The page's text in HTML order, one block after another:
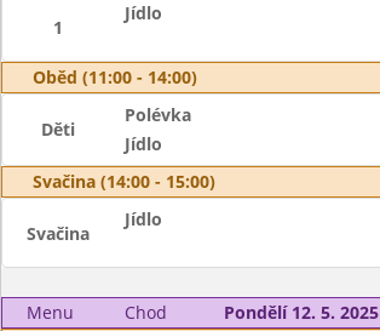
1
Jídlo
Oběd (11:00 - 14:00)
Děti
Polévka
Jídlo
Svačina (14:00 - 15:00)
Svačina
Jídlo
Menu Chod
Pondělí 12. 5. 2025